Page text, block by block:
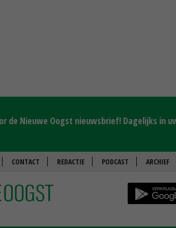
de Nieuwe Oogst nieuwsbrief! Dagelijks in
CONTACT REDACTIE PODCAST ARCHIEF